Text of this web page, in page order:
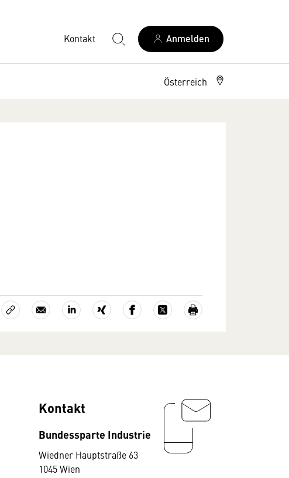
Kontakt Anmelden
Österreich
Kontakt
Bundessparte Industrie
Wiedner Hauptstraße 63
1045 Wien